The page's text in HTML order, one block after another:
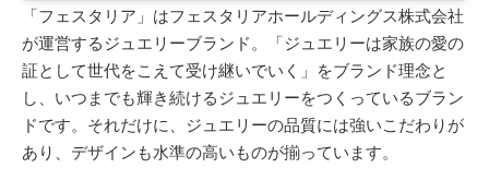
「フェスタリア」はフェスタリアホールディングス株式会社
が運営するジュエリーブランド。「ジュエリーは家族の愛の
証として世代をこえて受け継いでいく」をブランド理念と
し、いつまでも輝き続けるジュエリーをつくっているブラン
ドです。それだけに、ジュエリーの品質には強いこだわりが
あり、デザインも水準の高いものが揃っています。